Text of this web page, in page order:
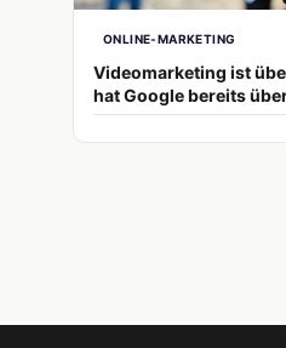
ONLINE-MARKETING
Videomarketing ist
hat Google bereits